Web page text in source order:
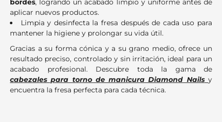
bordes, logrando un acabado limpio y uniforme antes de
aplicar nuevos productos.
Limpia y desinfecta la fresa después de cada uso para
mantener la higiene y prolongar su vida útil.
Gracias a su forma cónica y a su grano medio, ofrece un
resultado preciso, controlado y sin irritación, ideal para un
acabado profesional. Descubre toda la gama de
cabezales para torno de manicura Diamond Nails y
encuentra la fresa perfecta para cada técnica.